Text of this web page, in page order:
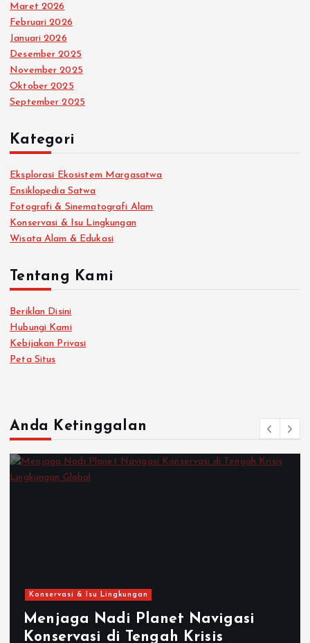
Maret 2026
Februari 2026
Januari 2026
Desember 2025
November 2025
Oktober 2025
September 2025
Kategori
Eksplorasi Ekosistem Margasatwa
Ensiklopedia Satwa
Fotografi & Sinematografi Alam
Konservasi & Isu Lingkungan
Wisata Alam & Edukasi
Tentang Kami
Beriklan Disini
Hubungi Kami
Kebijakan Privasi
Peta Situs
Anda Ketinggalan
Konservasi & Isu Lingkungan
Menjaga Nadi Planet Navigasi
Konservasi di Tengah Krisis